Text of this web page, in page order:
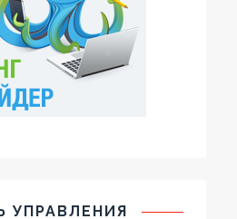
УПРАВЛЕНИЯ